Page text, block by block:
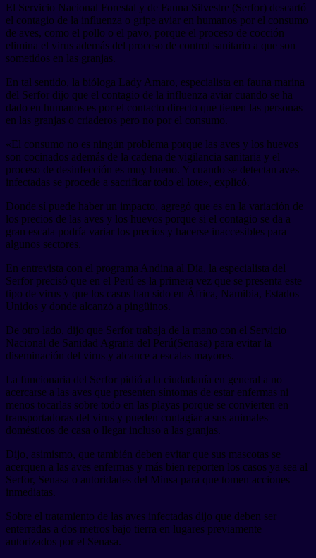
El Servicio Nacional Forestal y de Fauna Silvestre (Serfor) descartó
el contagio de la influenza o gripe aviar en humanos por el consumo
de aves, como el pollo o el pavo, porque el proceso de cocción
elimina el virus además del proceso de control sanitario a que son
sometidos en las granjas.
En tal sentido, la bióloga Lady Amaro, especialista en fauna marina
del Serfor dijo que el contagio de la influenza aviar cuando se ha
dado en humanos es por el contacto directo que tienen las personas
en las granjas o criaderos pero no por el consumo.
«El consumo no es ningún problema porque las aves y los huevos
son cocinados además de la cadena de vigilancia sanitaria y el
proceso de desinfección es muy bueno. Y cuando se detectan aves
infectadas se procede a sacrificar todo el lote», explicó.
Donde sí puede haber un impacto, agregó que es en la variación de
los precios de las aves y los huevos porque si el contagio se da a
gran escala podría variar los precios y hacerse inaccesibles para
algunos sectores.
En entrevista con el programa Andina al Día, la especialista del
Serfor precisó que en el Perú es la primera vez que se presenta este
tipo de virus y que los casos han sido en África, Namibia, Estados
Unidos y donde alcanzó a pingüinos.
De otro lado, dijo que Serfor trabaja de la mano con el Servicio
Nacional de Sanidad Agraria del Perú(Senasa) para evitar la
diseminación del virus y alcance a escalas mayores.
La funcionaria del Serfor pidió a la ciudadanía en general a no
acercarse a las aves que presenten síntomas de estar enfermas ni
menos tocarlas sobre todo en las playas porque se convierten en
transportadoras del virus y pueden contagiar a sus animales
domésticos de casa o llegar incluso a las granjas.
Dijo, asimismo, que también deben evitar que sus mascotas se
acerquen a las aves enfermas y más bien reporten los casos ya sea al
Serfor, Senasa o autoridades del Minsa para que tomen acciones
inmediatas.
Sobre el tratamiento de las aves infectadas dijo que deben ser
enterradas a dos metros bajo tierra en lugares previamente
autorizados por el Senasa.